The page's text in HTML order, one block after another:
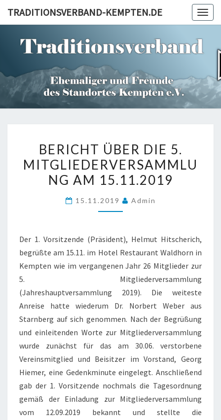
TRADITIONSVERBAND-KEMPTEN.DE
ÜBER
DIE
5.
AM
BERICHT ÜBER DIE 5.
MITGLIEDERVERSAMMLU
NG AM 15.11.2019
15.11.2019 Admin
Der 1. Vorsitzende (Präsident), Helmut Hitscherich,
begrüßte am 15.11. im Hotel Restaurant Waldhorn in
Kempten wie im vergangenen Jahr 26 Mitglieder zur
5. Mitgliederversammlung
(Jahreshauptversammlung 2019). Die weiteste
Anreise hatte wiederum Dr. Norbert Weber aus
Starnberg auf sich genommen. Nach der Begrüßung
und einleitenden Worte zur Mitgliederversammlung
wurde zunächst für das am 30.06. verstorbene
Vereinsmitglied und Beisitzer im Vorstand, Georg
Hiemer, eine Gedenkminute eingelegt. Anschließend
gab der 1. Vorsitzende nochmals die Tagesordnung
gemäß der Einladung zur Mitgliederversammlung
vom 12.09.2019 bekannt und stellte die